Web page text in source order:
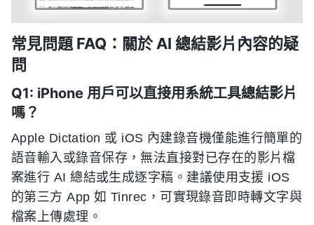
常見問題 FAQ：關於 AI 總結影片內容的疑
問
Q1: iPhone 用戶可以直接用系統工具總結影片
嗎？
Apple Dictation 或 iOS 內建錄音機僅能進行簡單的
語音輸入或錄音保存，無法直接對已存在的影片檔
案進行 AI 總結或生成逐字稿。建議使用支援 iOS
的第三方 App 如 Tinrec，可實現錄音即時轉文字與
檔案上傳處理。